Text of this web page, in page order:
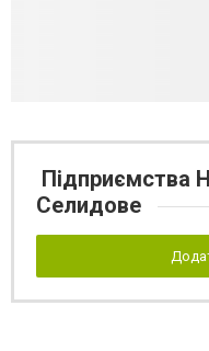
Підприємства
Селидове